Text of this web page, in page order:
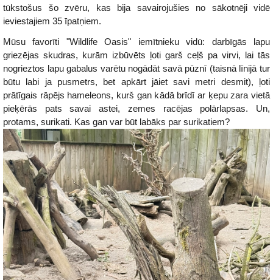
tūkstošus šo zvēru, kas bija savairojušies no sākotnēji vidē
ieviestajiem 35 īpatņiem.
Mūsu favorīti "Wildlife Oasis" iemītnieku vidū: darbīgās lapu
griezējas skudras, kurām izbūvēts ļoti garš ceļš pa virvi, lai tās
nogrieztos lapu gabalus varētu nogādāt savā pūznī (taisnā līnijā tur
būtu labi ja pusmetrs, bet apkārt jāiet savi metri desmit), ļoti
prātīgais rāpējs hameleons, kurš gan kādā brīdī ar ķepu zara vietā
pieķērās pats savai astei, zemes racējas polārlapsas. Un,
protams, surikati. Kas gan var būt labāks par surikatiem?